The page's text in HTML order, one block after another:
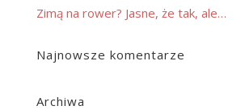
Zimą na rower? Jasne, że tak, ale…
Najnowsze komentarze
Archiwa